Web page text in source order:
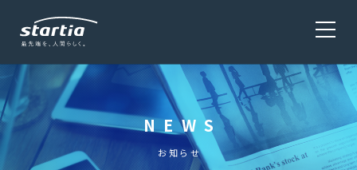
サービス
SERVICE
NEWS
お知らせ